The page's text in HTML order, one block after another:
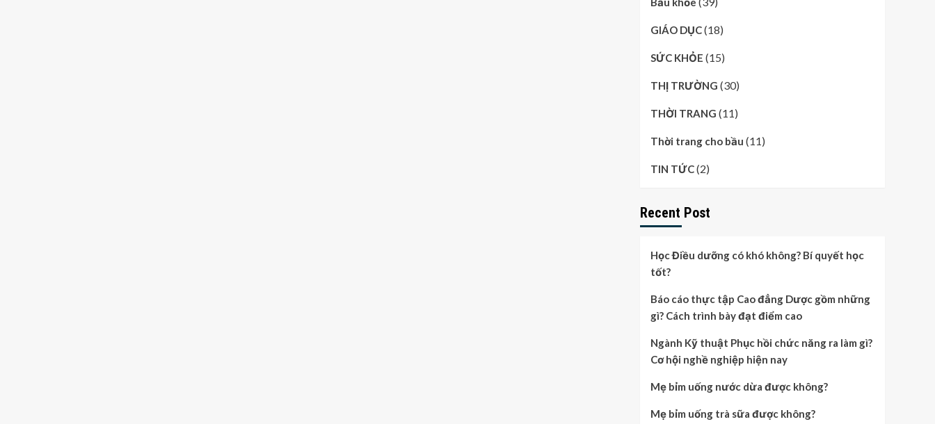
GIÁO DỤC(18)
SỨC KHỎE (15)
THỊ TRƯỜNG (30)
THỜI TRANG (11)
Thời trang cho bầu (11)
TIN TỨC(2)
Recent Post
Học Điều dưỡng có khó không? Bí quyết học
tốt?
Báo cáo thực tập Cao đẳng Dược gồm những
gì? Cách trình bày đạt điểm cao
Ngành Kỹ thuật Phục hồi chức năng ra làm gì?
Cơ hội nghề nghiệp hiện nay
Mẹ bỉm uống nước dừa được không?
Mẹ bỉm uống trà sữa được không?